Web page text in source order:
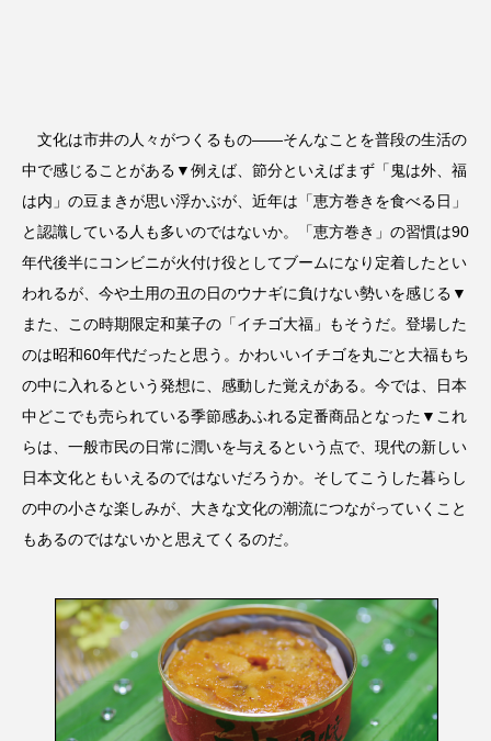
文化は市井の人々がつくるもの――そんなことを普段の生活の
中で感じることがある▼例えば、節分といえばまず「鬼は外、福
は内」の豆まきが思い浮かぶが、近年は「恵方巻きを食べる日」
と認識している人も多いのではないか。「恵方巻き」の習慣は90
年代後半にコンビニが火付け役としてブームになり定着したとい
われるが、今や土用の丑の日のウナギに負けない勢いを感じる▼
また、この時期限定和菓子の「イチゴ大福」もそうだ。登場した
のは昭和60年代だったと思う。かわいいイチゴを丸ごと大福もち
の中に入れるという発想に、感動した覚えがある。今では、日本
中どこでも売られている季節感あふれる定番商品となった▼これ
らは、一般市民の日常に潤いを与えるという点で、現代の新しい
日本文化ともいえるのではないだろうか。そしてこうした暮らし
の中の小さな楽しみが、大きな文化の潮流につながっていくこと
もあるのではないかと思えてくるのだ。